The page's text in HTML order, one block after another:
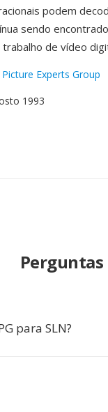
podem
sendo
de vídeo
Experts Group
1993
para SLN?